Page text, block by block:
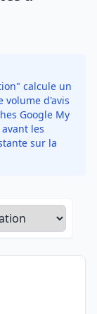
calcule un
volume d'avis
Google My
les
sur la